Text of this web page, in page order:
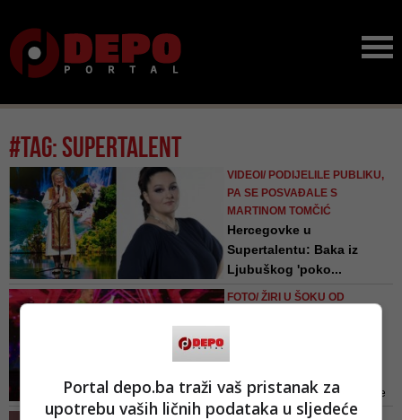
#tag: supertalent
VIDEOI/ PODIJELILE PUBLIKU,
PA SE POSVAĐALE S
MARTINOM TOMČIĆ
Hercegovke u
Supertalentu: Baka iz
Ljubuškog 'poko...
"Zlatne dame" ponovno su
priredile veselje svima u studiju.
Svima, osim jednoj članici žirija
FOTO/ ŽIRI U ŠOKU OD
Kako je reagirao žiri te hoće li se
talenti ovih takmičara svidjeti
Portal depo.ba traži vaš pristanak za
upotrebu vaših ličnih podataka u sljedeće